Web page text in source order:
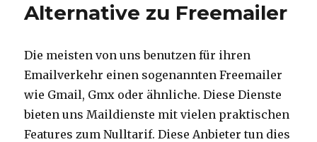
Alternative zu Freemailer
Die meisten von uns benutzen für ihren
Emailverkehr einen sogenannten Freemailer
wie Gmail, Gmx oder ähnliche. Diese Dienste
bieten uns Maildienste mit vielen praktischen
Features zum Nulltarif. Diese Anbieter tun dies